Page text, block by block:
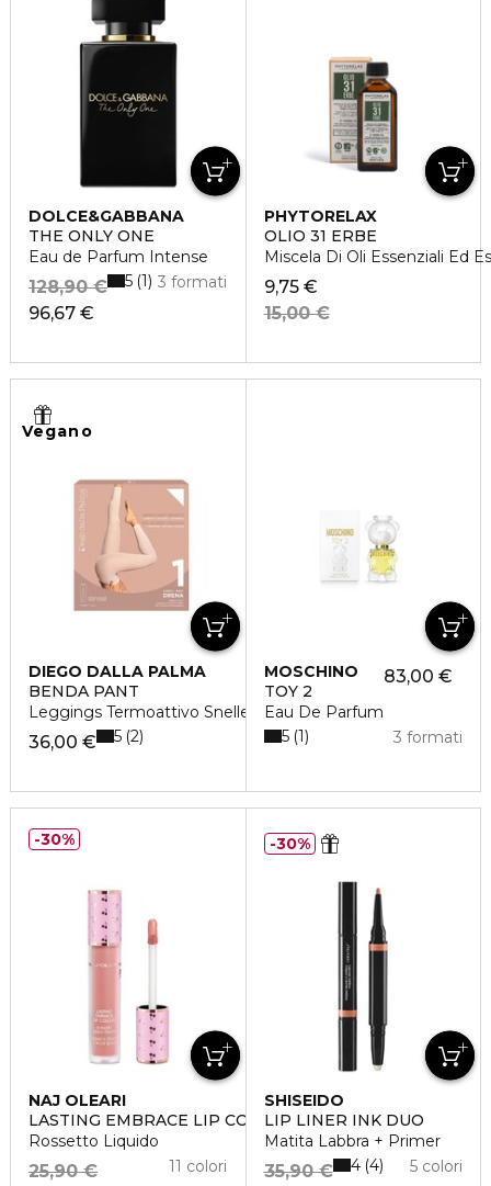
DOLCE&GABBANA
THE ONLY ONE
Eau de Parfum Intense
96,67 €
128,90 € 3 formati
5 1
PHYTORELAX
OLIO 31 ERBE
Miscela Di Oli Essenziali Ed
9,75 €
15,00 €
Vegano
DIEGO DALLA PALMA
BENDA PANT
Leggings Termoattivo Snellente
36,00 € 5 2
MOSCHINO
TOY 2
Eau De Parfum
83,00 €
3 formati
5 1
NAJ OLEARI
LASTING EMBRACE LIP COLOUR
Rossetto Liquido
25,90 € 11 colori
30%
SHISEIDO
LIP LINER INK DUO
Matita Labbra + Primer
35,90 € 5 colori
4 4
30%